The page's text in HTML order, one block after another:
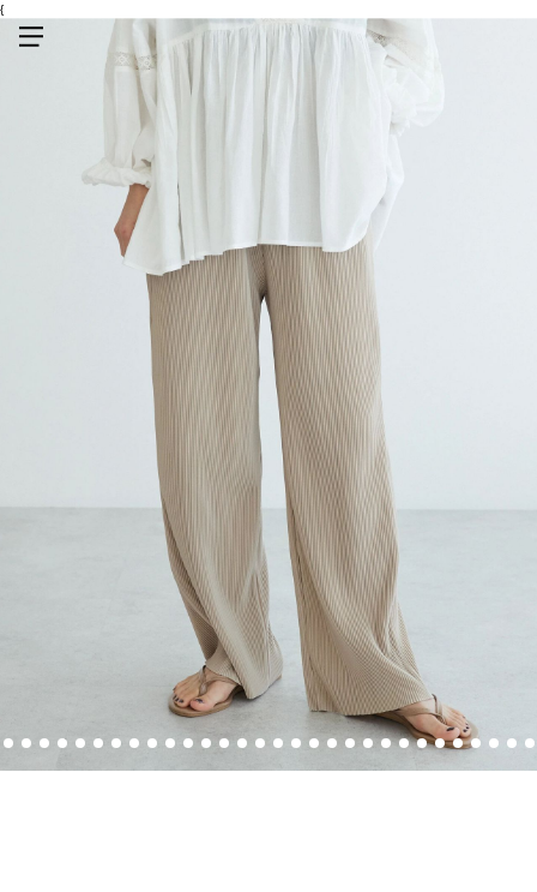
{
11 12 13 14 15 16 17 18 19 20 21 22 23 24 25 26 27 28 29 30 31 32 33 34 35 36 37 38 39 40